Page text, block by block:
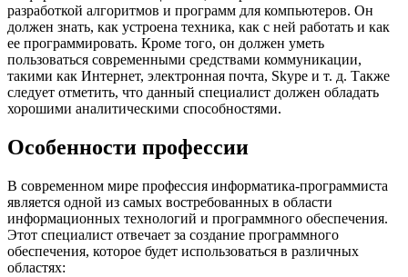
разработкой алгоритмов и программ для компьютеров. Он
должен знать, как устроена техника, как с ней работать и как
ее программировать. Кроме того, он должен уметь
пользоваться современными средствами коммуникации,
такими как Интернет, электронная почта, Skype и т. д. Также
следует отметить, что данный специалист должен обладать
хорошими аналитическими способностями.
Особенности профессии
В современном мире профессия информатика-программиста
является одной из самых востребованных в области
информационных технологий и программного обеспечения.
Этот специалист отвечает за создание программного
обеспечения, которое будет использоваться в различных
областях: